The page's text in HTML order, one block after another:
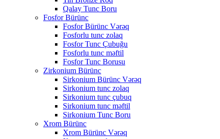
Qalay Tunc Boru
Fosfor Bürünc
Fosfor Bürünc Vərəq
Fosforlu tunc zolaq
Fosfor Tunc Çubuğu
Fosforlu tunc məftil
Fosfor Tunc Borusu
Zirkonium Bürünc
Sirkonium Bürünc Vərəq
Sirkonium tunc zolaq
Sirkonium tunc çubuq
Sirkonium tunc məftil
Sirkonium Tunc Boru
Xrom Bürünc
Xrom Bürünc Vərəq